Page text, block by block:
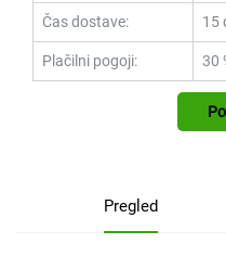
Čas dostave: 15
Plačilni pogoji: 30
Pregled